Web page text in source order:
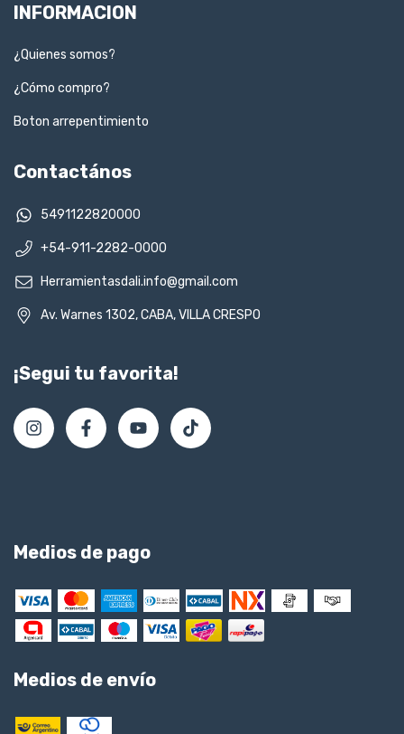
INFORMACION
¿Quienes somos?
¿Cómo compro?
Boton arrepentimiento
Contactános
5491122820000
+54-911-2282-0000
Herramientasdali.info@gmail.com
Av. Warnes 1302, CABA, VILLA CRESPO
¡Segui tu favorita!
Medios de pago
Medios de envío